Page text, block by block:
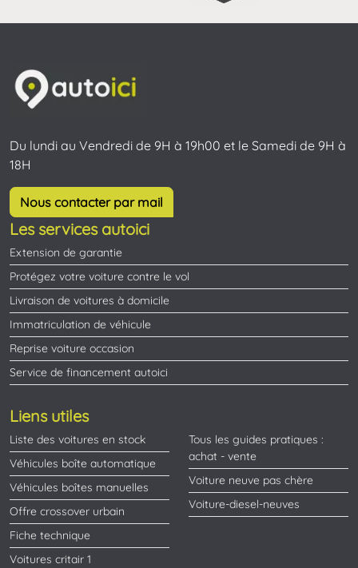
Du lundi au Vendredi de 9H à 19h00 et le Samedi de 9H à
18H
Nous contacter par mail
Les services autoici
Extension de garantie
Protégez votre voiture contre le vol
Livraison de voitures à domicile
Immatriculation de véhicule
Reprise voiture occasion
Service de financement autoici
Liens utiles
Liste des voitures en stock
Véhicules boîte automatique
Véhicules boîtes manuelles
Offre crossover urbain
Fiche technique
Voitures critair 1
Tous les guides pratiques :
achat - vente
Voiture neuve pas chère
Voiture-diesel-neuves